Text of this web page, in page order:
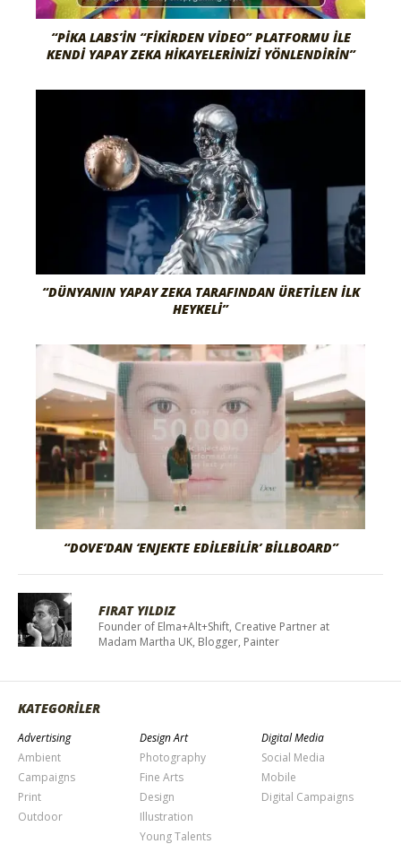
“PIKA LABS’IN “FIKIRDEN VIDEO” PLATFORMU ILE
KENDI YAPAY ZEKA HIKAYELERINIZI YÖNLENDIRIN”
“DÜNYANIN YAPAY ZEKA TARAFINDAN ÜRETILEN İLK
HEYKELI”
“DOVE’DAN ‘ENJEKTE EDILEBILIR’ BILLBOARD”
FIRAT YILDIZ
Founder of Elma+Alt+Shift, Creative Partner at
Madam Martha UK, Blogger, Painter
KATEGORİLER
Advertising
Ambient
Campaigns
Print
Outdoor
Design Art
Photography
Fine Arts
Design
Illustration
Young Talents
Digital Media
Social Media
Mobile
Digital Campaigns